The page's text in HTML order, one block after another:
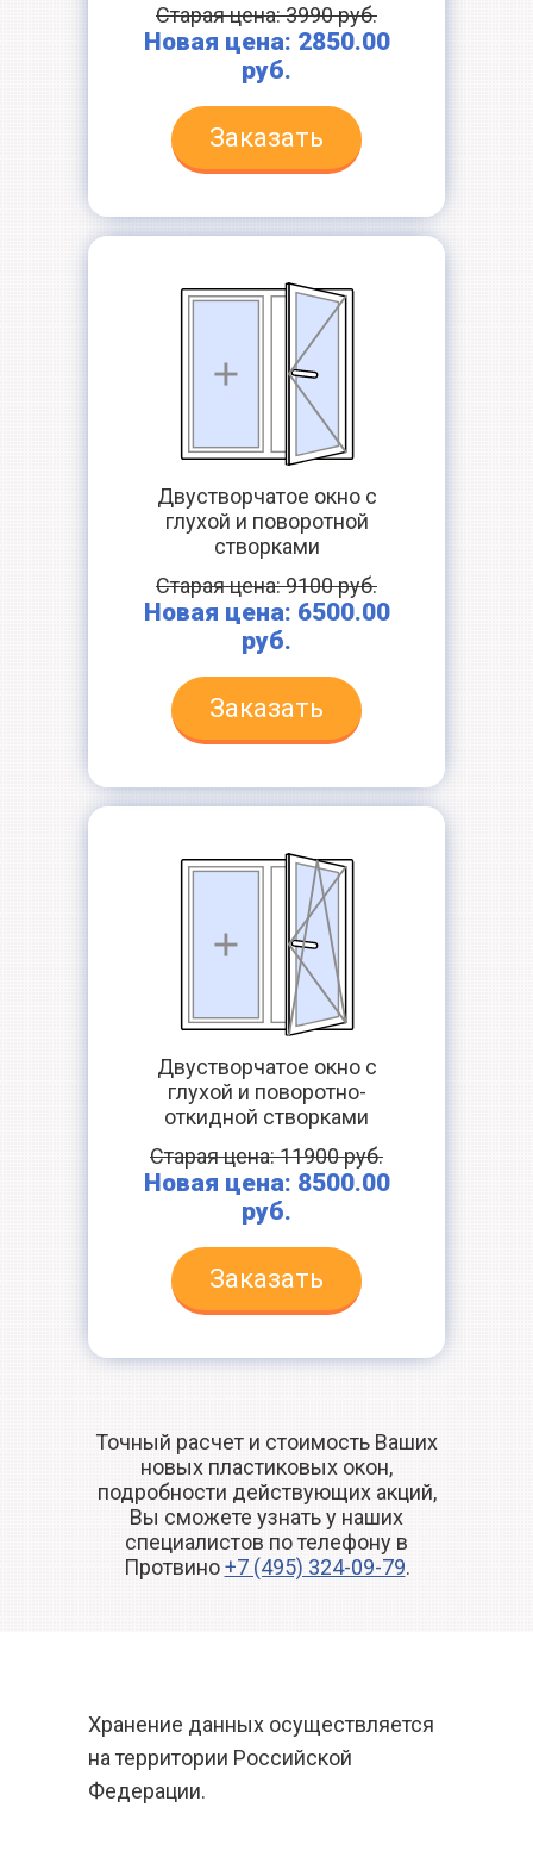
Старая цена: 3990 руб.
Новая цена: 2850.00
руб.
Заказать
Двустворчатое окно с
глухой и поворотной
створками
Старая цена: 9100 руб.
Новая цена: 6500.00
руб.
Заказать
Двустворчатое окно с
глухой и поворотно-
откидной створками
Старая цена: 11900 руб.
Новая цена: 8500.00
руб.
Заказать
Точный расчет и стоимость Ваших
новых пластиковых окон,
подробности действующих акций,
Вы сможете узнать у наших
специалистов по телефону в
Протвино+7 (495) 324-09-79.
Хранение данных осуществляется
на территории Российской
Федерации.